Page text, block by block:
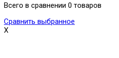
Всего в сравнении 0 товаров
Сравнить выбранное
X